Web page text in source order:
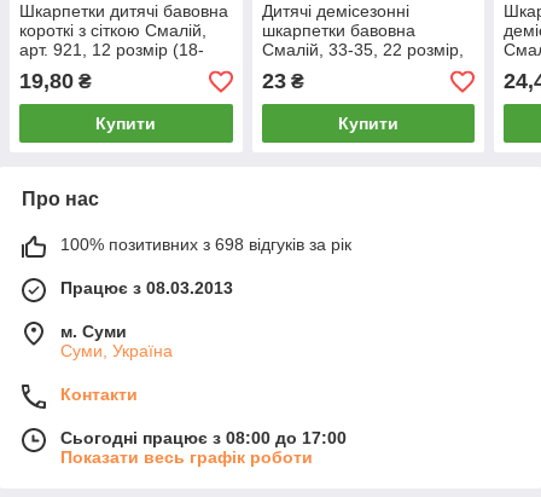
Шкарпетки дитячі бавовна
короткі з сіткою Смалій,
арт. 921, 12 розмір (18-
20), асорті, 04301
19,80 ₴
Купити
Дитячі демісезонні
шкарпетки бавовна
Смалій, 33-35, 22 розмір,
асорті
23₴
Купити
Про нас
100% позитивних з 698 відгуків за рік
Працює з 08.03.2013
м. Суми
Суми, Україна
Контакти
Сьогодні працює з 08:00 до 17:00
Показати весь графік роботи